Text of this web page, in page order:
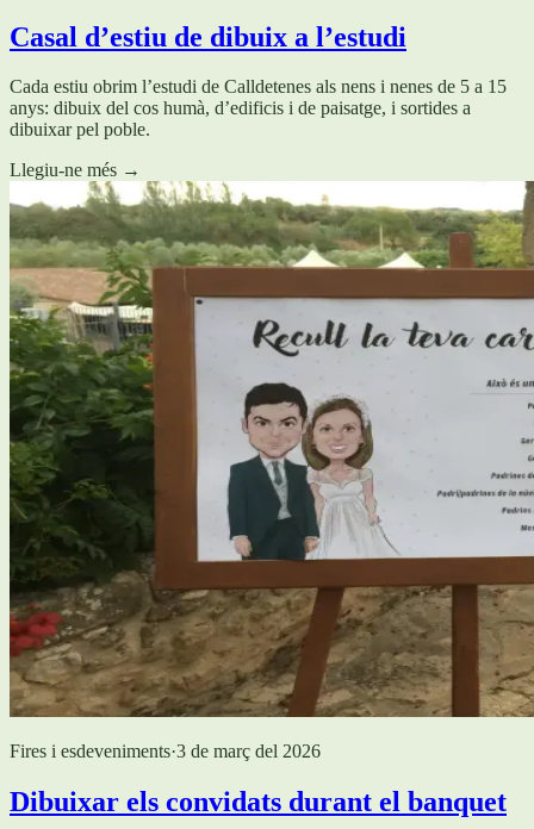
Casal d’estiu de dibuix a l’estudi
Cada estiu obrim l’estudi de Calldetenes als nens i nenes de 5 a 15
anys: dibuix del cos humà, d’edificis i de paisatge, i sortides a
dibuixar pel poble.
Llegiu-ne més →
Fires i esdeveniments·3 de març del 2026
Dibuixar els convidats durant el banquet